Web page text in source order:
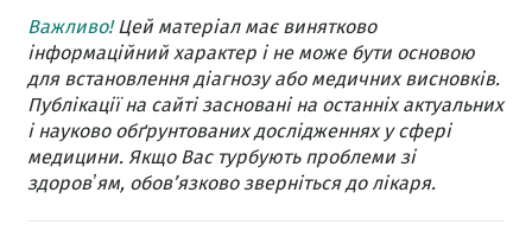
Важливо!Цей матеріал має винятково
інформаційний характер і не може бути основою
для встановлення діагнозу або медичних висновків.
Публікації на сайті засновані на останніх актуальних
і науково обґрунтованих дослідженнях у сфері
медицини. Якщо Вас турбують проблеми зі
здоровʼям, обов’язково зверніться до лікаря.